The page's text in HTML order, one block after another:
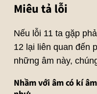
Miêu tả lỗi
Nếu lỗi 11 ta gặp
12 lại liên quan đến
những âm này,
Nhầm với âm có kí